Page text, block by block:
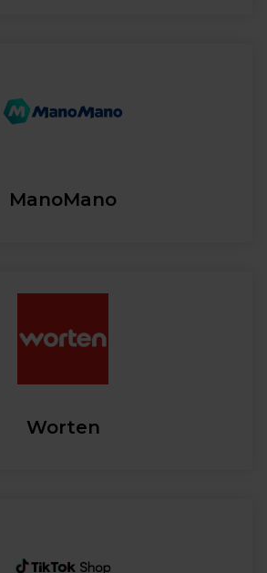
ManoMano
Worten